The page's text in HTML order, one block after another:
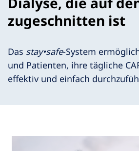
zugeschnitten ist
Das stay•safe-System
und Patienten, ihre tägliche
effektiv und einfach